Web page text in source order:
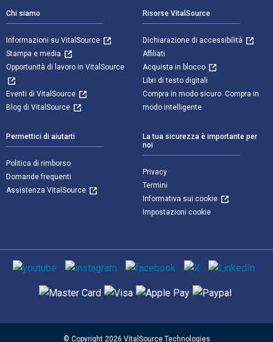
Chi siamo
Informazioni su VitalSource
Stampa e media
Opportunità di lavoro in VitalSource
Eventi di VitalSource
Blog di VitalSource
Risorse VitalSource
Dichiarazione di accessibilità
Affiliati
Acquista in blocco
Libri di testo digitali
Compra in modo sicuro. Compra in
modo intelligente
Permettici di aiutarti
Politica di rimborso
Domande frequenti
Assistenza VitalSource
La tua sicurezza è importante per
noi
Privacy
Termini
Informativa sui cookie
Impostazioni cookie
Mezzi sociali
Metodi di pagamento supportati
© Copyright 2026 VitalSource Technologies